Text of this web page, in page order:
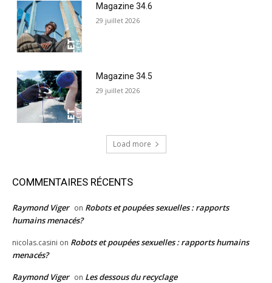
Magazine 34.6
29 juillet 2026
Magazine 34.5
29 juillet 2026
Load more
COMMENTAIRES RÉCENTS
Raymond Viger on Robots et poupées sexuelles : rapports
humains menacés?
nicolas.casini on Robots et poupées sexuelles : rapports humains
menacés?
Raymond Viger on Les dessous du recyclage